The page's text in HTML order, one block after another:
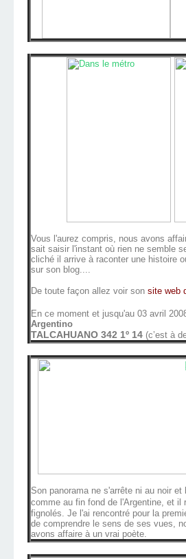
Vous l'aurez compris, nous avons
sait saisir l'instant où rien ne semble
cliché il arrive à raconter une histoire
sur son blog....
De toute façon allez voir son site web
En ce moment et jusqu'au 03 avril
Argentino
TALCAHUANO 342 1º 14 (c’est à
Son panorama ne s'arrête ni au noir
comme au fin fond de l'Argentine, et
fignolés. Je l'ai rencontré pour la
de comprendre le sens de ses vues,
avons affaire à un vrai poète.